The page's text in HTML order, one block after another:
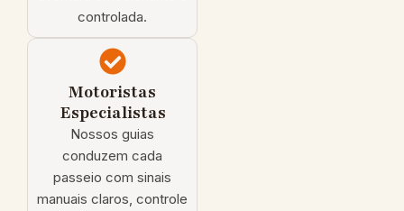
controlada.
Motoristas
Especialistas
Nossos guias
conduzem cada
passeio com sinais
manuais claros, controle